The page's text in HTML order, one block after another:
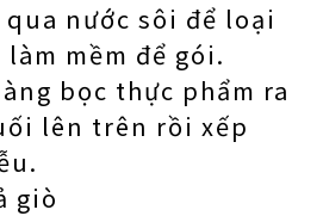
nước sôi để loại
mềm để gói.
bọc thực phẩm ra
lên trên rồi xếp
giò